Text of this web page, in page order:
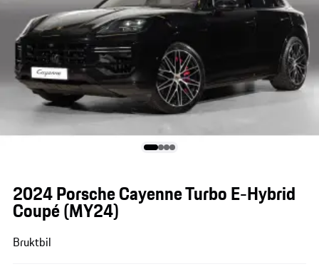
2024 Porsche Cayenne Turbo E-Hybrid
Coupé (MY24)
Bruktbil